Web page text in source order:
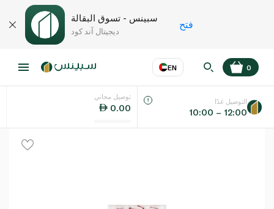
سبينس - تسوق البقالة
ديجيتال آند كود
فتح
EN
اللغة عر
0
توصيل مجاني
0.00
التوصيل غدًا
10:00 – 12:00